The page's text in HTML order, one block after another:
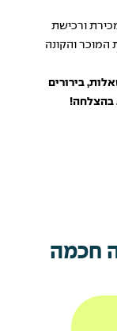
ורכישת
המוכר והקונה
בירורים
בהצלחה!
חכמה